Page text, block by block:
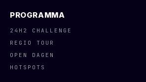
PROGRAMMA
24H2 CHALLENGE
REGIO TOUR
OPEN DAGEN
HOTSPOTS